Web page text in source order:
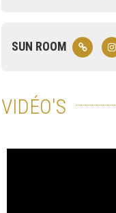
SUN ROOM
VIDÉO'S